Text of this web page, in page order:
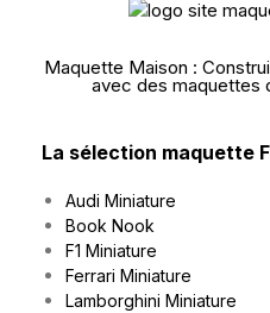
Maquette Maison :
avec des maquettes
La sélection maquette
Audi Miniature
Book Nook
F1 Miniature
Ferrari Miniature
Lamborghini Miniature